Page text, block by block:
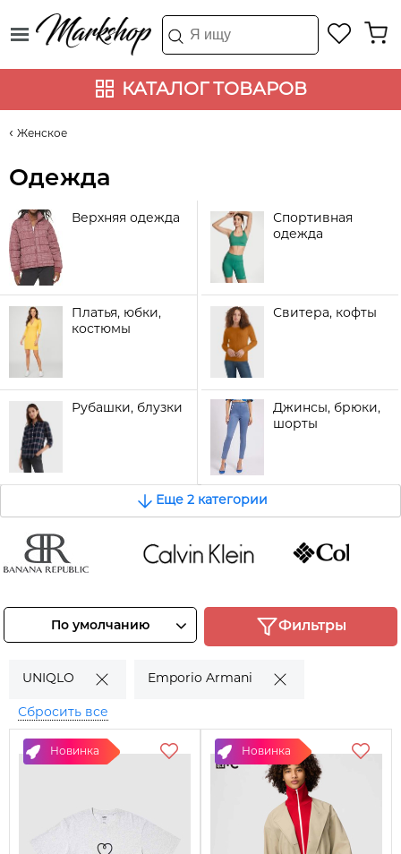
КАТАЛОГ ТОВАРОВ
Женское
Одежда
Верхняя одежда
Спортивная
одежда
Платья, юбки,
костюмы
Свитера, кофты
Рубашки, блузки
Джинсы, брюки,
шорты
Еще 2 категории
Смотреть
Смотреть
товары
По умолчанию Фильтры
UNIQLO Emporio Armani
Сбросить все
Новинка Новинка